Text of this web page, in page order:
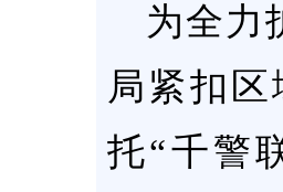
为全力
局紧扣
托“千警